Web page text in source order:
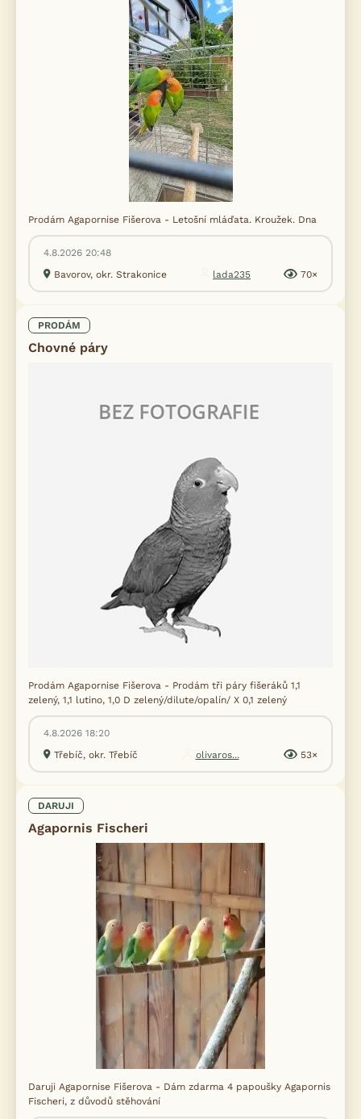
Prodám Agapornise Fišerova - Letošní mláďata. Kroužek. Dna
4.8.2026 20:48
Bavorov, okr. Strakonice
lada235 70×
PRODÁM
Chovné páry
Prodám Agapornise Fišerova - Prodám tři páry fišeráků 1,1
zelený, 1,1 lutino, 1,0 D zelený/dilute/opalín/ X 0,1 zelený
4.8.2026 18:20
Třebíč, okr. Třebíč
olivaros... 53×
DARUJI
Agapornis Fischeri
Daruji Agapornise Fišerova - Dám zdarma 4 papoušky Agapornis
Fischeri, z důvodů stěhování